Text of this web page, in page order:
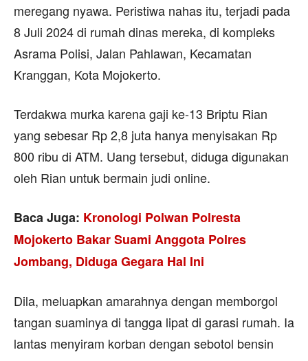
meregang nyawa. Peristiwa nahas itu, terjadi pada
8 Juli 2024 di rumah dinas mereka, di kompleks
Asrama Polisi, Jalan Pahlawan, Kecamatan
Kranggan, Kota Mojokerto.
Terdakwa murka karena gaji ke-13 Briptu Rian
yang sebesar Rp 2,8 juta hanya menyisakan Rp
800 ribu di ATM. Uang tersebut, diduga digunakan
oleh Rian untuk bermain judi online.
Baca Juga: Kronologi Polwan Polresta
Mojokerto Bakar Suami Anggota Polres
Jombang, Diduga Gegara Hal Ini
Dila, meluapkan amarahnya dengan memborgol
tangan suaminya di tangga lipat di garasi rumah. Ia
lantas menyiram korban dengan sebotol bensin